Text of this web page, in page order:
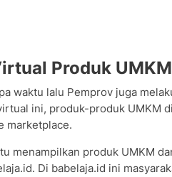
Produk UMKM
waktu lalu Pemprov juga
ini, produk-produk UMKM
marketplace.
menampilkan produk UMKM
Di babelaja.id ini